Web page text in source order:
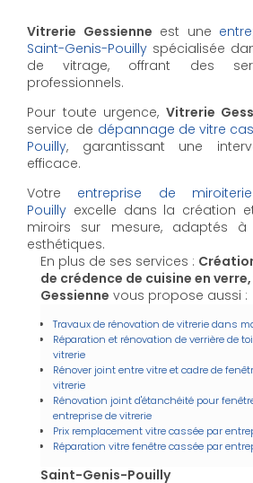
Vitrerie Gessienne est une
Saint-Genis-Pouilly spécialisée
de vitrage, offrant des
professionnels.
Pour toute urgence, Vitrerie
service de dépannage de vitre
Pouilly, garantissant une
efficace.
Votre entreprise de
Pouilly excelle dans la création
miroirs sur mesure, adaptés
esthétiques.
En plus de ses services :
de crédence de cuisine en
Gessienne vous propose aussi :
Travaux de rénovation de vitrerie dans
Réparation et rénovation de verrière de
vitrerie
Rénover joint entre vitre et cadre de
vitrerie
Rénovation joint d'étanchéité pour
entreprise de vitrerie
Prix remplacement vitre cassée par
Réparation vitre fenêtre cassée par
Saint-Genis-Pouilly